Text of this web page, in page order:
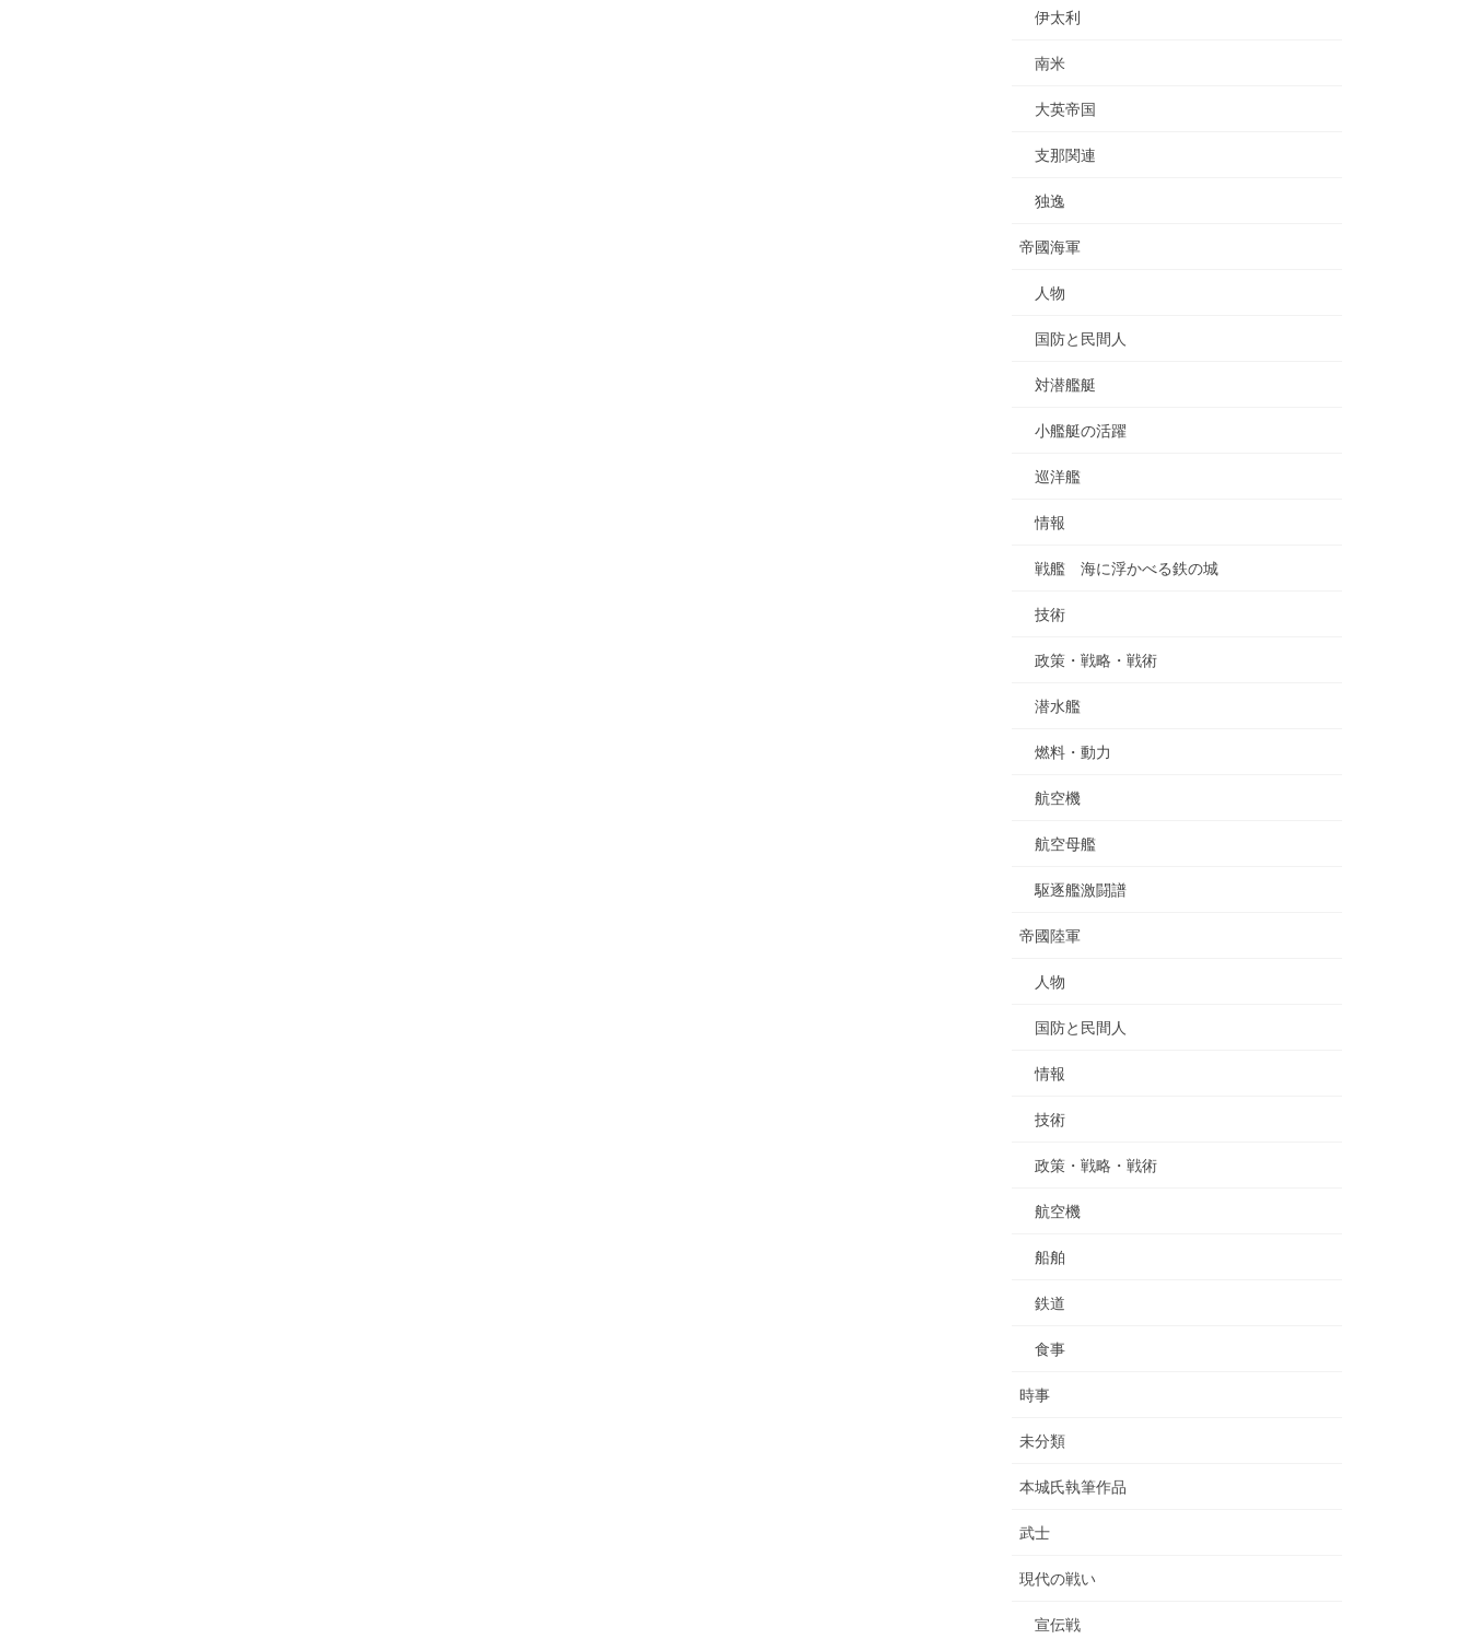
伊太利
南米
大英帝国
支那関連
独逸
帝國海軍
人物
国防と民間人
対潜艦艇
小艦艇の活躍
巡洋艦
情報
戦艦 海に浮かべる鉄の城
技術
政策・戦略・戦術
潜水艦
燃料・動力
航空機
航空母艦
駆逐艦激闘譜
帝國陸軍
人物
国防と民間人
情報
技術
政策・戦略・戦術
航空機
船舶
鉄道
食事
時事
未分類
本城氏執筆作品
武士
現代の戦い
宣伝戦